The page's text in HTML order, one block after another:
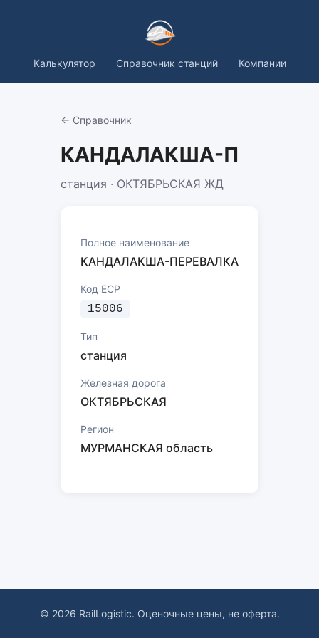
Калькулятор Справочник станций Компании
← Справочник
КАНДАЛАКША-П
станция · ОКТЯБРЬСКАЯ ЖД
Полное наименование
КАНДАЛАКША-ПЕРЕВАЛКА
Код ЕСР
15006
Тип
станция
Железная дорога
ОКТЯБРЬСКАЯ
Регион
МУРМАНСКАЯ область
© 2026 RailLogistic. Оценочные цены, не оферта.